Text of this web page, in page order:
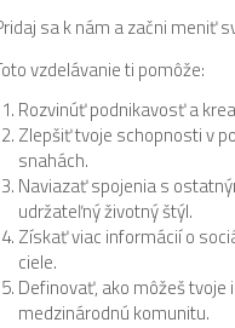
sa k nám a začni meniť
vzdelávanie ti pomôže:
Rozvinúť podnikavosť a
Zlepšiť tvoje schopnosti v
snahách.
Naviazať spojenia s
udržateľný životný štýl.
Získať viac informácií o
ciele.
Definovať, ako môžeš tvoje
medzinárodnú komunitu.